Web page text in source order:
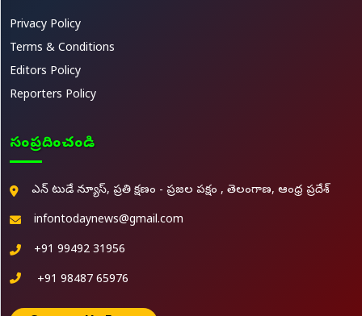
Privacy Policy
Terms & Conditions
Editors Policy
Reporters Policy
సంప్రదించండి
ఎన్ టుడే న్యూస్, ప్రతి క్షణం - ప్రజల పక్షం , తెలంగాణ, ఆంధ్ర ప్రదేశ్
infontodaynews@gmail.com
+91 99492 31956
+91 98487 65976